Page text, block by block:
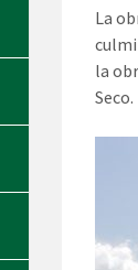
La
la
Seco.